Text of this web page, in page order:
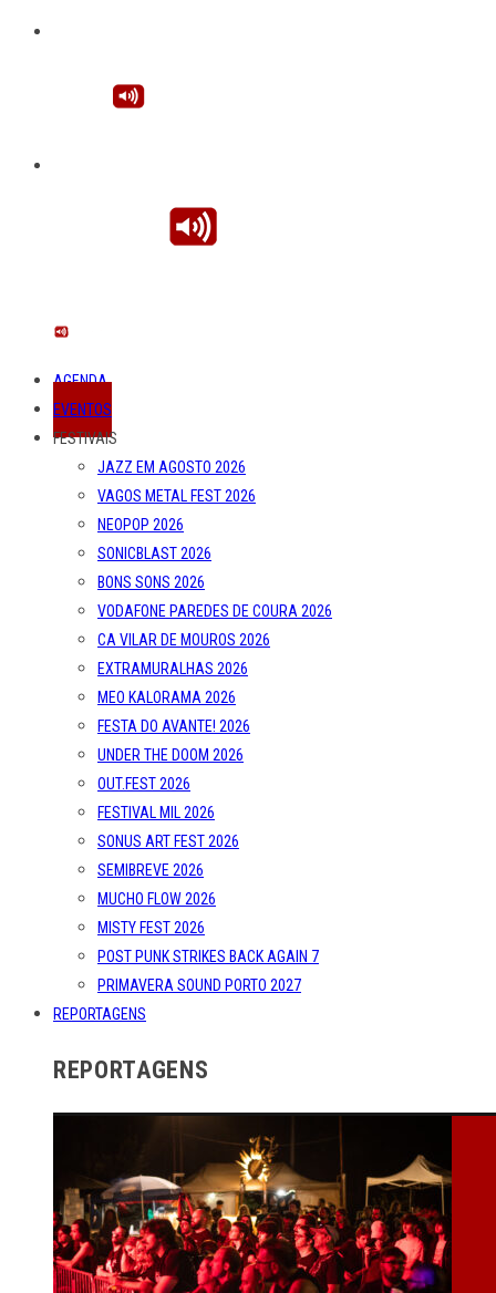
AGENDA
EVENTOS
FESTIVAIS
JAZZ EM AGOSTO 2026
VAGOS METAL FEST 2026
NEOPOP 2026
SONICBLAST 2026
BONS SONS 2026
VODAFONE PAREDES DE COURA 2026
CA VILAR DE MOUROS 2026
EXTRAMURALHAS 2026
MEO KALORAMA 2026
FESTA DO AVANTE! 2026
UNDER THE DOOM 2026
OUT.FEST 2026
FESTIVAL MIL 2026
SONUS ART FEST 2026
SEMIBREVE 2026
MUCHO FLOW 2026
MISTY FEST 2026
POST PUNK STRIKES BACK AGAIN 7
PRIMAVERA SOUND PORTO 2027
REPORTAGENS
REPORTAGENS